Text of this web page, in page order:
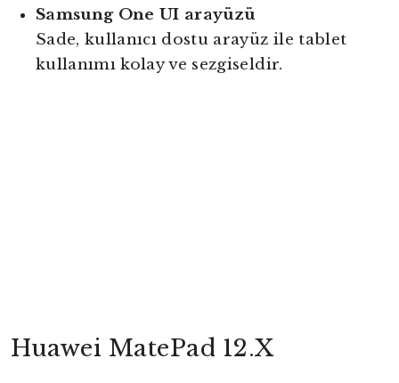
Samsung One UI arayüzü
Sade, kullanıcı dostu arayüz ile tablet
kullanımı kolay ve sezgiseldir.
Huawei MatePad 12.X